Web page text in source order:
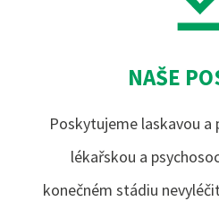
NAŠE
Poskytujeme laskavou
lékařskou a
konečném stádiu